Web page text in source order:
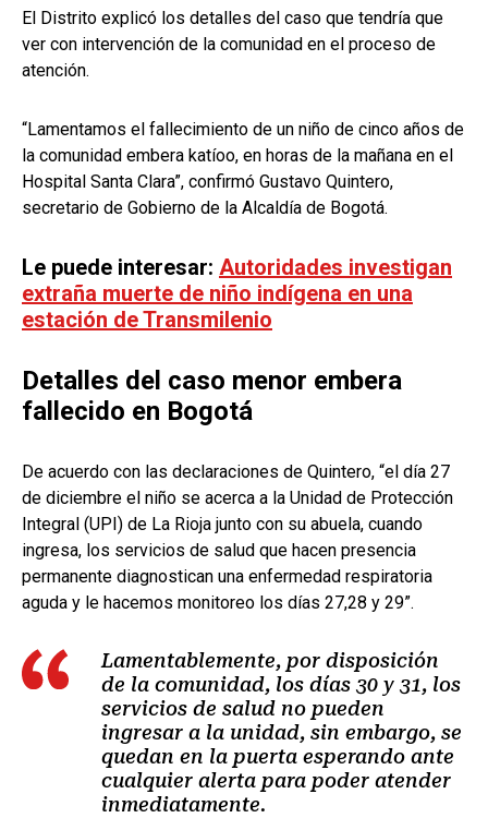
El Distrito explicó los detalles del caso que tendría que
ver con intervención de la comunidad en el proceso de
atención.
“Lamentamos el fallecimiento de un niño de cinco años de
la comunidad embera katíoo, en horas de la mañana en el
Hospital Santa Clara”, confirmó Gustavo Quintero,
secretario de Gobierno de la Alcaldía de Bogotá.
Le puede interesar: Autoridades investigan
extraña muerte de niño indígena en una
estación de Transmilenio
Detalles del caso menor embera
fallecido en Bogotá
De acuerdo con las declaraciones de Quintero, “el día 27
de diciembre el niño se acerca a la Unidad de Protección
Integral (UPI) de La Rioja junto con su abuela, cuando
ingresa, los servicios de salud que hacen presencia
permanente diagnostican una enfermedad respiratoria
aguda y le hacemos monitoreo los días 27,28 y 29”.
Lamentablemente, por disposición
de la comunidad, los días 30 y 31, los
servicios de salud no pueden
ingresar a la unidad, sin embargo, se
quedan en la puerta esperando ante
cualquier alerta para poder atender
inmediatamente.